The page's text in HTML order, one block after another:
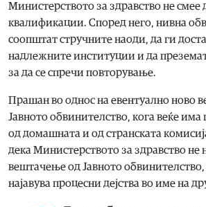
Министерството за здравство не смее
квалификации. Според него, нивна
соопштат стручните наоди, да ги
надлежните институции и да
за да се спречи повторување.
Прашан во однос на евентуално ново
Јавното обвинителство, кога веќе
од домашната и од странската
дека Министерството за здравство не
вештачење од Јавното
најавува процесни дејства во име на